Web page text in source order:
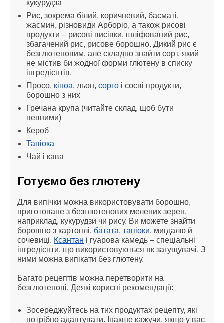
кукурудза
Рис, зокрема білий, коричневий, басматі,
жасмин, різновиди Арборіо, а також рисові
продукти – рисові висівки, шліфований рис,
збагачений рис, рисове борошно. Дикий рис є
безглютеновим, але складно знайти сорт, який
не містив би жодної форми глютену в списку
інгредієнтів.
Просо, кіноа, льон, сорго і соєві продукти,
борошно з них
Гречана крупа (читайте склад, щоб бути
певними)
Кероб
Тапіока
Чай і кава
Готуємо без глютену
Для випічки можна використовувати борошно,
приготоване з безглютенових мелених зерен,
наприклад, кукурудзи чи рису. Ви можете знайти
борошно з картоплі, батата, тапіоки, мигдалю й
сочевиці. Ксантан і гуарова камедь – спеціальні
інгредієнти, що використовуються як загущувачі. З
ними можна випікати без глютену.
Багато рецептів можна перетворити на
безглютенові. Деякі корисні рекомендації:
Зосереджуйтесь на тих продуктах рецепту, які
потрібно адаптувати. Інакше кажучи, якщо у вас